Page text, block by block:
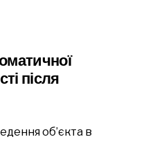
після
об’єкта в